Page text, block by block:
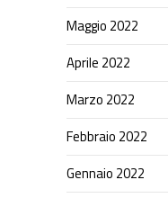
Maggio 2022
Aprile 2022
Marzo 2022
Febbraio 2022
Gennaio 2022